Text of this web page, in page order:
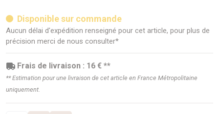
Disponible sur commande
Aucun délai d'expédition renseigné pour cet article, pour plus de
précision merci de nous consulter*
Frais de livraison : 16 € **
** Estimation pour une livraison de cet article en France Métropolitaine
uniquement.